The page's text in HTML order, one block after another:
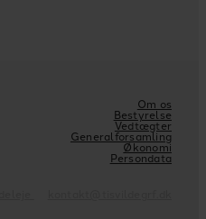
Om os
Bestyrelse
Vedtægter
Generalforsamling
Økonomi
Persondata